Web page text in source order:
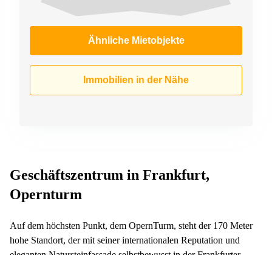
Ähnliche Mietobjekte
Immobilien in der Nähe
Geschäftszentrum in Frankfurt,
Opernturm
Auf dem höchsten Punkt, dem OpernTurm, steht der 170 Meter
hohe Standort, der mit seiner internationalen Reputation und